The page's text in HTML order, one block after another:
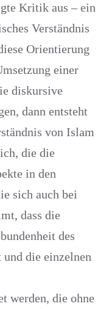
Kritik aus – ein
Verständnis
Orientierung
einer
diskursive
dann entsteht
von Islam
die die
in den
sich auch bei
dass die
des
und die einzelnen
werden, die ohne